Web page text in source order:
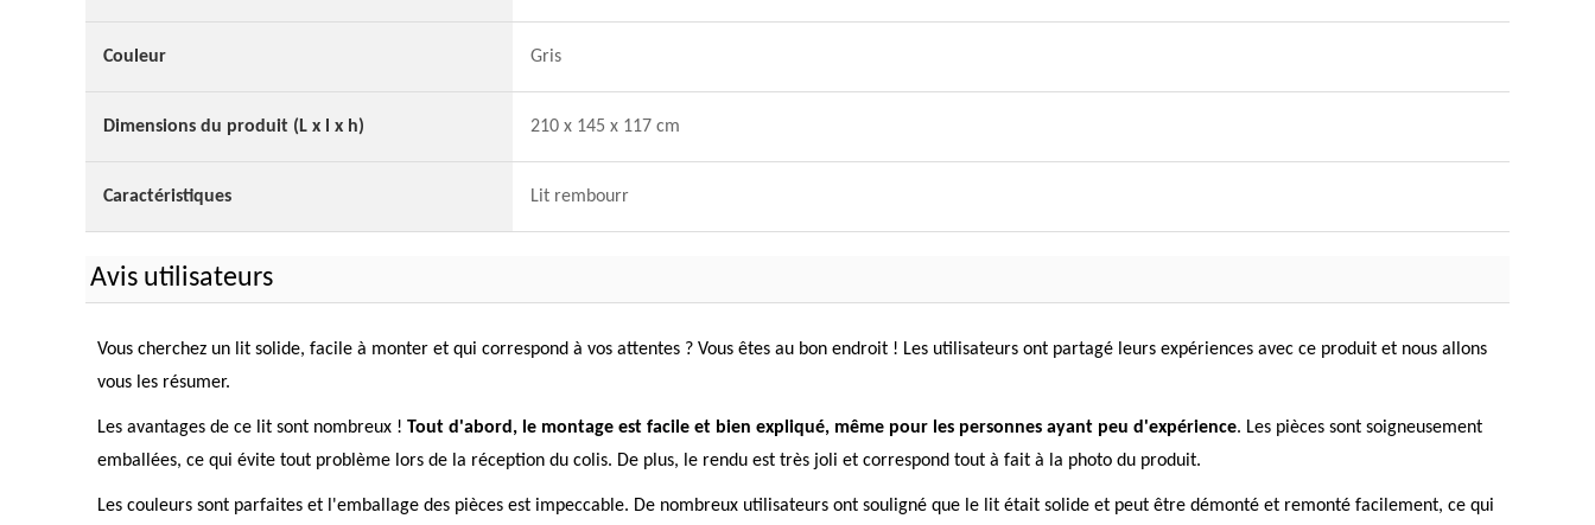
Couleur Gris
Dimensions du produit (L x l x h) 210 x 145 x 117 cm
Caractéristiques Lit rembourr
Avis utilisateurs
Vous cherchez un lit solide, facile à monter et qui correspond à vos attentes ? Vous êtes au bon endroit ! Les utilisateurs ont partagé leurs expériences avec ce produit et nous allons
vous les résumer.
Les avantages de ce lit sont nombreux ! Tout d'abord, le montage est facile et bien expliqué, même pour les personnes ayant peu d'expérience. Les pièces sont soigneusement
emballées, ce qui évite tout problème lors de la réception du colis. De plus, le rendu est très joli et correspond tout à fait à la photo du produit.
Les couleurs sont parfaites et l'emballage des pièces est impeccable. De nombreux utilisateurs ont souligné que le lit était solide et peut être démonté et remonté facilement, ce qui